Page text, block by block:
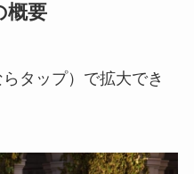
概要
タップ）で拡大でき